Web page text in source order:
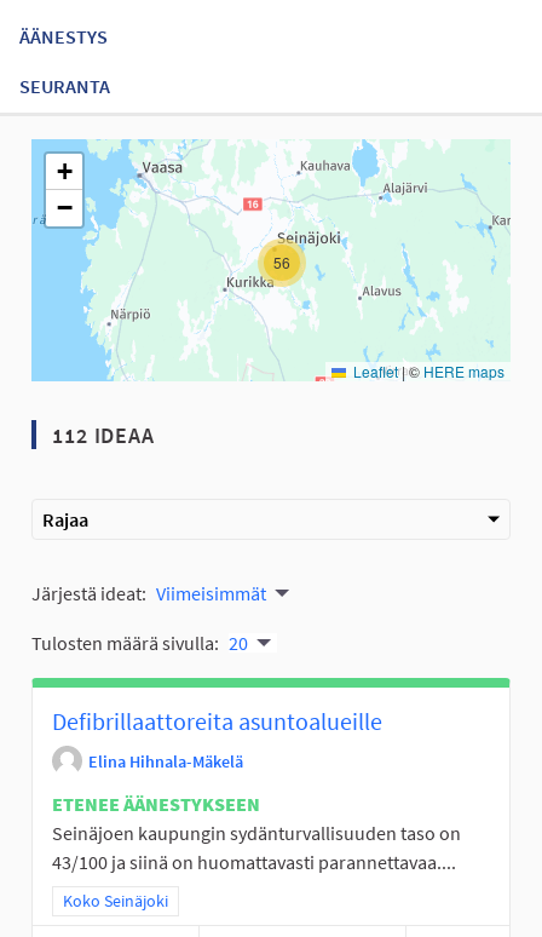
ÄÄNESTYS
SEURANTA
Seuraavassa elementissä on kartta, joka esittää tämän
56
+
−
Leaflet |© HERE maps
112 IDEAA
Rajaa
Järjestä ideat: Viimeisimmät
Tulosten määrä sivulla: 20
Defibrillaattoreita asuntoalueille
Elina Hihnala-Mäkelä
ETENEE ÄÄNESTYKSEEN
Seinäjoen kaupungin sydänturvallisuuden taso on
43/100 ja siinä on huomattavasti parannettavaa....
Rajaa tulokset teeman mukaan: Koko Seinäjoki
Koko Seinäjoki